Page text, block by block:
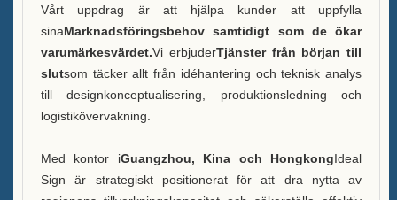
Vårt uppdrag är att hjälpa kunder att uppfylla
sinaMarknadsföringsbehov samtidigt som de ökar
varumärkesvärdet.Vi erbjuderTjänster från början till
slutsom täcker allt från idéhantering och teknisk analys
till designkonceptualisering, produktionsledning och
logistikövervakning.
Med kontor iGuangzhou, Kina och HongkongIdeal
Sign är strategiskt positionerat för att dra nytta av